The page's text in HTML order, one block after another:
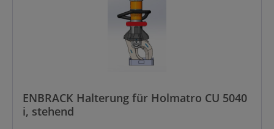
ENBRACK Halterung für Holmatro CU 5040
i, stehend